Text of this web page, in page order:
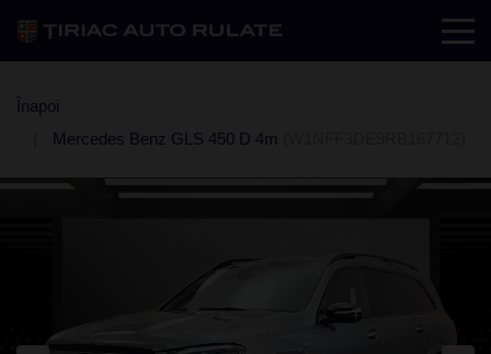
Înapoi
Mercedes Benz GLS 450 D 4m